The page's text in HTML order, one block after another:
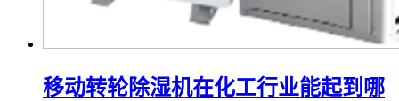
移动转轮除湿机在化工行业能起到哪